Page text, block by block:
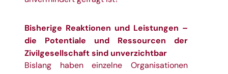
Bisherige Reaktionen und Leistungen –
die Potentiale und Ressourcen der
Zivilgesellschaft sind unverzichtbar
Bislang haben einzelne Organisationen